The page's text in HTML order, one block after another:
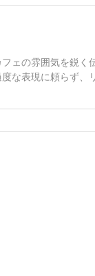
ェの雰囲気を鋭く
な表現に頼らず、